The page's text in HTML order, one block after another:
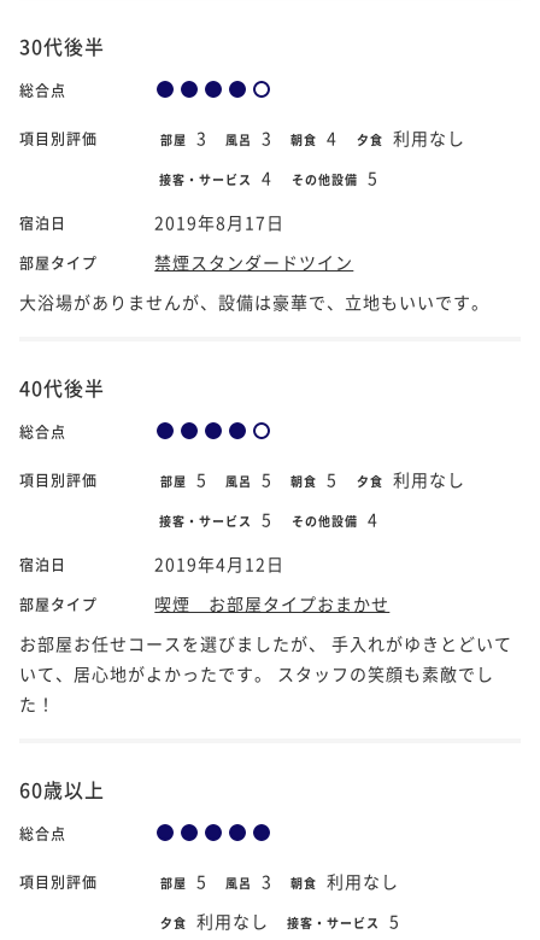
30代後半
総合点
項目別評価 部屋 3 風呂 3 朝食 4 夕食 利用なし
接客・サービス 4 その他設備 5
宿泊日 2019年8月17日
部屋タイプ
禁煙スタンダードツイン
大浴場がありませんが、設備は豪華で、立地もいいです。
40代後半
総合点
項目別評価 部屋 5 風呂 5 朝食 5 夕食 利用なし
接客・サービス 5 その他設備 4
宿泊日 2019年4月12日
部屋タイプ
喫煙 お部屋タイプおまかせ
お部屋お任せコースを選びましたが、 手入れがゆきとどいて
いて、居心地がよかったです。 スタッフの笑顔も素敵でし
た！
60歳以上
総合点
項目別評価 部屋 5 風呂 3 朝食 利用なし
夕食 利用なし 接客・サービス 5